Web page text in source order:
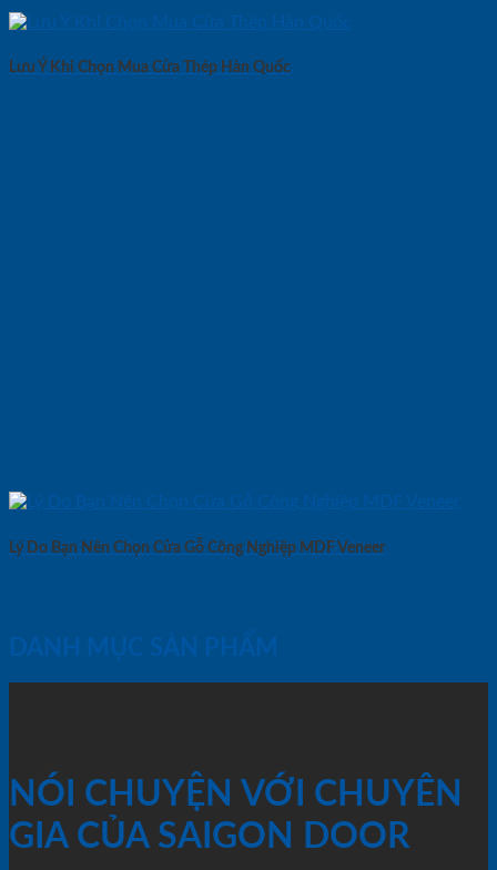
Lưu Ý Khi Chọn Mua Cửa Thép Hàn Quốc
Lý Do Bạn Nên Chọn Cửa Gỗ Công Nghiệp MDF Veneer
DANH MỤC SẢN PHẨM
NÓI CHUYỆN VỚI CHUYÊN
GIA CỦA SAIGON DOOR